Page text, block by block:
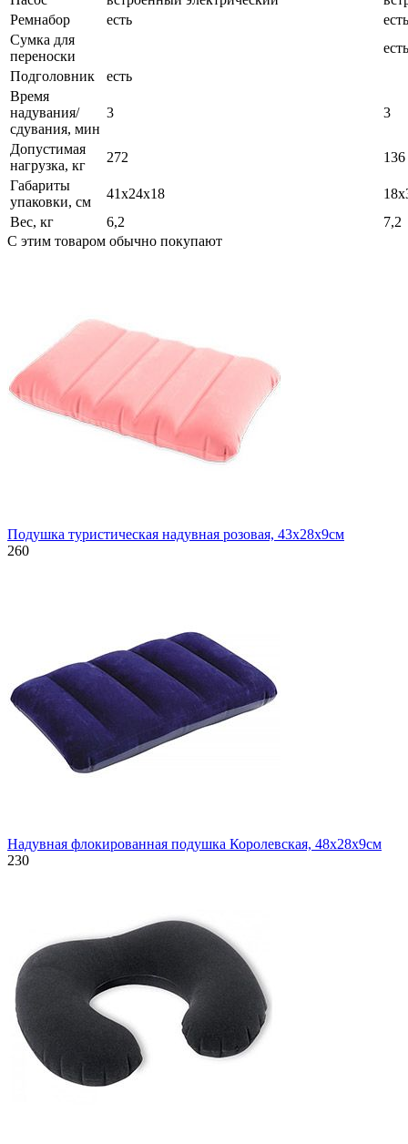
Ремнабор
есть
есть
Сумка для
переноски
есть
Подголовник
есть
Время
надувания/
сдувания, мин
3 3
Допустимая
нагрузка, кг
272
136
Габариты
упаковки, см
41х24х18
Вес, кг
6,2
7,2
С этим товаром обычно покупают
Подушка туристическая надувная розовая, 43х28х9см
260
Надувная флокированная подушка Королевская, 48х28х9см
230